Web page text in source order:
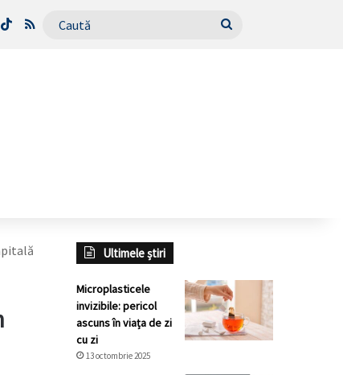
TikTokRSS Caută
Ultimele știri
Microplasticele
invizibile: pericol
ascuns în viața de zi
cu zi
13 octombrie 2025